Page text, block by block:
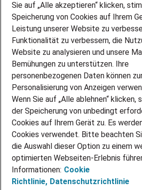
DEINE LEBENSSITUATION
PARTNERSHIP WITH AIRBUS
INITIATIV BEWERBEN
ÜBER UNS
STANDORTE
BLOG
PRESSE
KONTAKT
@Adecco 2026
IMPRESSUM
DATENSCHUTZ
Sie auf „Alle akzeptieren“ klicken,
Speicherung von Cookies auf Ihrem
Leistung unserer Website zu
Funktionalität zu verbessern, die
Website zu analysieren und unsere
Bemühungen zu unterstützen. Ihre
personenbezogenen Daten können
Personalisierung von Anzeigen
Wenn Sie auf „Alle ablehnen“ klicken,
der Speicherung von unbedingt
Cookies auf Ihrem Gerät zu. Es
Cookies verwendet. Bitte beachten
die Auswahl dieser Option zu einem
optimierten Webseiten-Erlebnis
Informationen: Cookie
Richtlinie, Datenschutzrichtlinie